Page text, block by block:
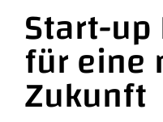
Deutsch
Start-up
für eine
Zukunft